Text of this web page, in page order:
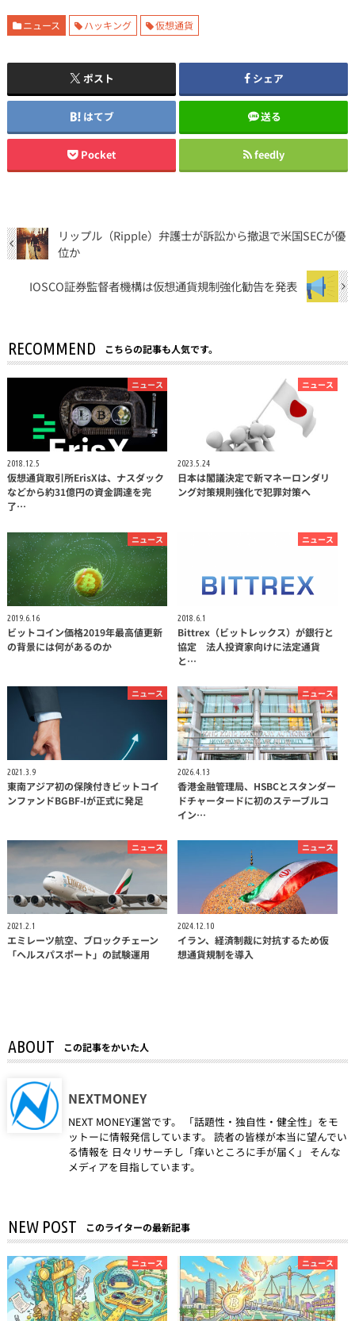
ニュース ハッキング 仮想通貨
ポスト シェア
はてブ 送る
Pocket feedly
リップル（Ripple）弁護士が訴訟から撤退で米国SECが優
位か
IOSCO証券監督者機構は仮想通貨規制強化勧告を発表
RECOMMEND こちらの記事も人気です。
ニュース
2018.12.5
仮想通貨取引所ErisXは、ナスダック
などから約31億円の資金調達を完
了…
ニュース
2023.5.24
日本は閣議決定で新マネーロンダリ
ング対策規則強化で犯罪対策へ
ニュース
2019.6.16
ビットコイン価格2019年最高値更新
の背景には何があるのか
ニュース
2018.6.1
Bittrex（ビットレックス）が銀行と
協定 法人投資家向けに法定通貨
と…
ニュース
2021.3.9
東南アジア初の保険付きビットコイ
ンファンドBGBF-Iが正式に発足
ニュース
2026.4.13
香港金融管理局、HSBCとスタンダー
ドチャータードに初のステーブルコ
イン…
ニュース
2021.2.1
エミレーツ航空、ブロックチェーン
「ヘルスパスポート」の試験運用
ニュース
2024.12.10
イラン、経済制裁に対抗するため仮
想通貨規制を導入
ABOUT この記事をかいた人
NEXTMONEY
NEXT MONEY運営です。 「話題性・独自性・健全性」をモ
ットーに情報発信しています。 読者の皆様が本当に望んでい
る情報を 日々リサーチし「痒いところに手が届く」 そんな
メディアを目指しています。
NEW POST このライターの最新記事
ニュース ニュース